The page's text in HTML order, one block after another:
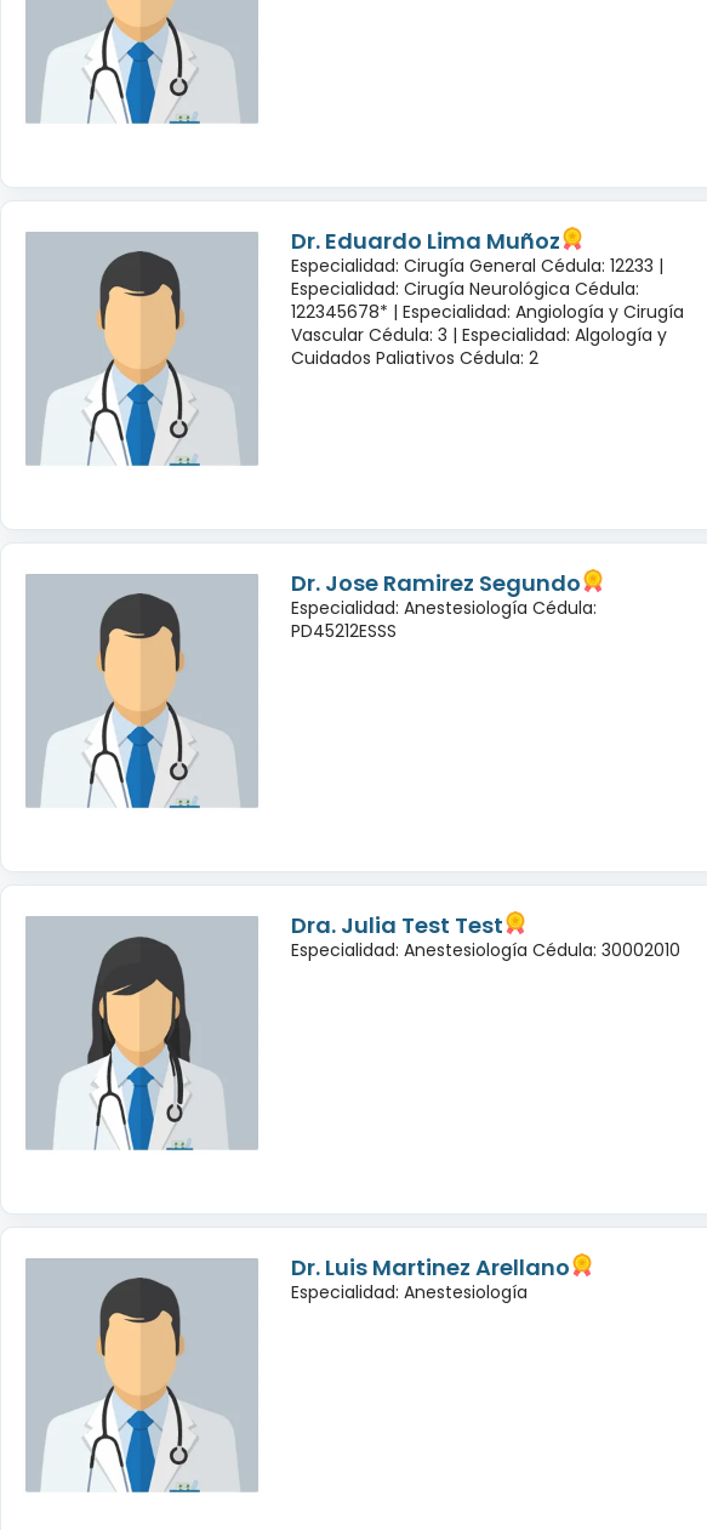
Dr. Eduardo Lima Muñoz
Especialidad: Cirugía General Cédula: 12233 |
Especialidad: Cirugía Neurológica Cédula:
122345678* | Especialidad: Angiología y Cirugía
Vascular Cédula: 3 | Especialidad: Algología y
Cuidados Paliativos Cédula: 2
Dr. Jose Ramirez Segundo
Especialidad: Anestesiología Cédula:
PD45212ESSS
Dra. Julia Test Test
Especialidad: Anestesiología Cédula: 30002010
Dr. Luis Martinez Arellano
Especialidad: Anestesiología